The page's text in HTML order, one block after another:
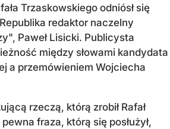
Trzaskowskiego odniósł się
redaktor naczelny
Paweł Lisicki. Publicysta
między słowami kandydata
a przemówieniem Wojciecha
rzeczą, którą zrobił Rafał
fraza, którą się posłużył,